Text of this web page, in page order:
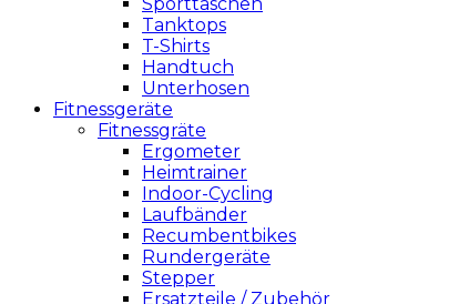
Tanktops
T-Shirts
Handtuch
Unterhosen
Fitnessgeräte
Fitnessgräte
Ergometer
Heimtrainer
Indoor-Cycling
Laufbänder
Recumbentbikes
Rundergeräte
Stepper
Ersatzteile / Zubehör